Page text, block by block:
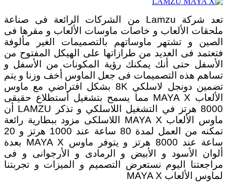
تعد شركة Lamzu من الشركات الرائعة فى صناعة
ملحقات الألعاب و خاصات ماوسات الألعاب و مقرها فى
الصين و تشتهر ماوساتهم بالتصميمات الغير مألوفة
فتعتمد فى العديد من طرازاتها على الهيكل المفتوح من
الأسفل حتى أنك يمكنك رؤية المكونات من الأسفل و
تساهم هذه التصميمات فى جعل الماوس أخف وزنا و يتم
تضمين دونجل لاسلكي 8K بشكل افتراضي مع ماوس
الألعاب MAYA X مما يسمح بتشغيل أستطلاع حقيقى
8000 هرتز في التشغيل اللاسلكي و تذكر LAMZU أن
ماوس الألعاب MAYA X اللاسلكى مزود ببطارية رائعة
تمكنه من العمل لمدة 80 ساعة عند 1000 هرتز و 20
ساعة عند 8000 هرتز و يتوفر ماوس MAYA X بعدة
ألوان الأسود و الأبيض و الرمادى و الأرجوانى و فى
مراجعتنا اليوم نستعرض التصميم و الميزات و تجربتنا
لماوس الألعاب MAYA X